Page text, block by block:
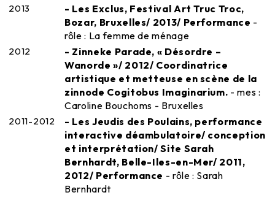
2013
- Les Exclus, Festival Art Truc Troc,
Bozar, Bruxelles/ 2013/ Performance -
rôle : La femme de ménage
2012
- Zinneke Parade, « Désordre –
Wanorde »/ 2012/ Coordinatrice
artistique et metteuse en scène de la
zinnode Cogitobus Imaginarium. - mes :
Caroline Bouchoms - Bruxelles
2011-2012
- Les Jeudis des Poulains, performance
interactive déambulatoire/ conception
et interprétation/ Site Sarah
Bernhardt, Belle-Iles-en-Mer/ 2011,
2012/ Performance - rôle : Sarah
Bernhardt